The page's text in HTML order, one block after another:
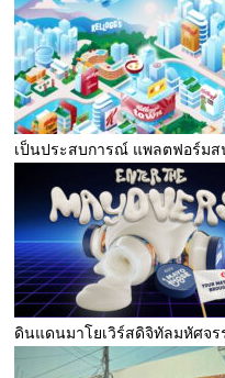
เป็นประสบการณ์ แพลตฟอร์ม
ดินแดนมาโยเวิร์สดิจิทัลมหัศจ